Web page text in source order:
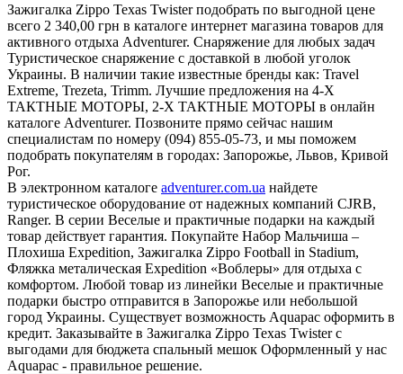
Зажигалка Zippo Texas Twister подобрать по выгодной цене
всего 2 340,00 грн в каталоге интернет магазина товаров для
активного отдыха Adventurer. Снаряжение для любых задач
Туристическое снаряжение с доставкой в любой уголок
Украины. В наличии такие известные бренды как: Travel
Extreme, Trezeta, Trimm. Лучшие предложения на 4-Х
ТАКТНЫЕ МОТОРЫ, 2-Х ТАКТНЫЕ МОТОРЫ в онлайн
каталоге Adventurer. Позвоните прямо сейчас нашим
специалистам по номеру (094) 855-05-73, и мы поможем
подобрать покупателям в городах: Запорожье, Львов, Кривой
Рог.
В электронном каталоге adventurer.com.ua найдете
туристическое оборудование от надежных компаний CJRB,
Ranger. В серии Веселые и практичные подарки на каждый
товар действует гарантия. Покупайте Набор Мальчиша –
Плохиша Expedition, Зажигалка Zippo Football in Stadium,
Фляжка металическая Expedition «Воблеры» для отдыха с
комфортом. Любой товар из линейки Веселые и практичные
подарки быстро отправится в Запорожье или небольшой
город Украины. Существует возможность Aquapac оформить в
кредит. Заказывайте в Зажигалка Zippo Texas Twister с
выгодами для бюджета спальный мешок Оформленный у нас
Aquapac - правильное решение.